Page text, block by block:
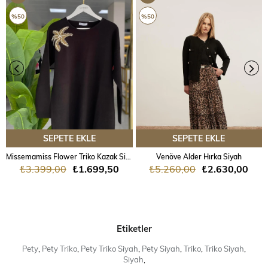
SEPETE EKLE
Missemamiss Flower Triko Kazak Siyah
₺1.699,50
₺3.399,00
ÜRÜN
%50
SEPETE EKLE
Venöve Alder Hırka Siyah
₺2.630,00
₺5.260,00
ÜRÜN
%50
Etiketler
Pety Pety Triko Pety Triko Siyah Pety Siyah Triko Triko Siyah
Siyah